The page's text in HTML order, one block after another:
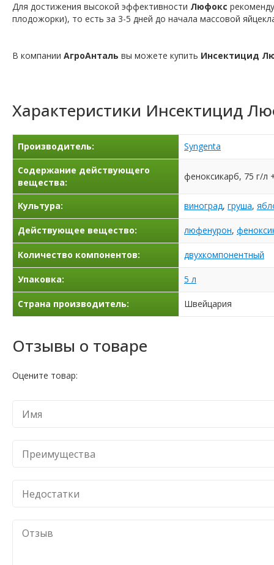
Для достижения высокой эффективности Люфокс
плодожорки), то есть за 3-5 дней до начала массовой
В компании АгроАнталь вы можете купить Инсектицид
Характеристики Инсектицид
Производитель: Syngenta
Содержание действующего
вещества:
феноксикарб, 75 г/л
Культура: виноград, груша,
Действующее вещество: люфенурон,
Количество компонентов: двухкомпонентный
Упаковка: 5 л
Страна производитель: Швейцария
Отзывы о товаре
Оцените товар: